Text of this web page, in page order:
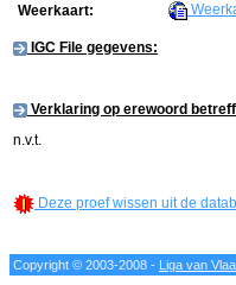
Weerkaart:
IGC File gegevens:
Verklaring op erewoord
n.v.t.
Deze proef wissen uit de
Copyright © 2003-2008 - Liga van